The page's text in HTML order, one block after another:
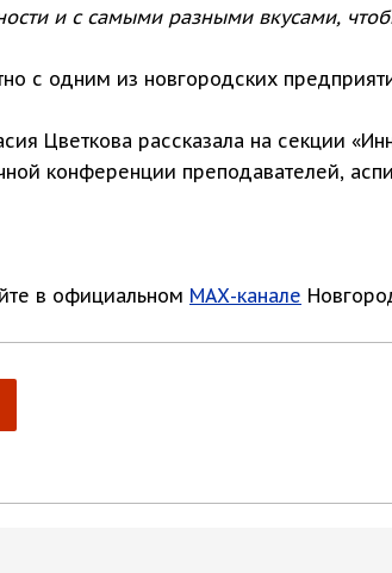
и с самыми разными вкусами,
с одним из новгородских
Цветкова рассказала на секции
конференции преподавателей,
в официальном МАХ-канале